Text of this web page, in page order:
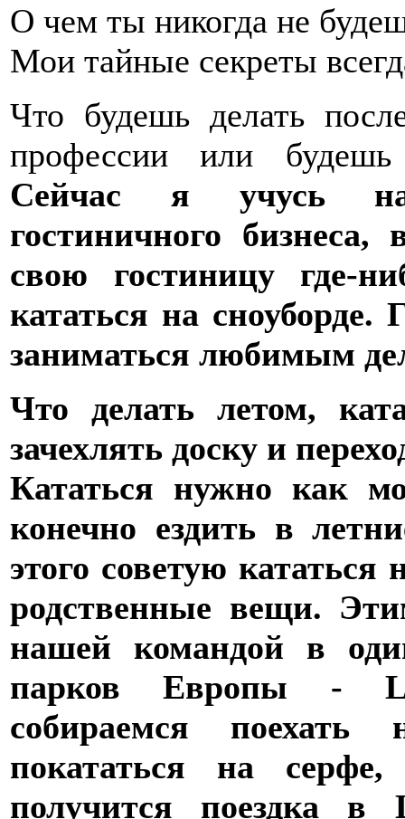
О чем ты никогда не
Мои тайные секреты
Что будешь делать
профессии или будешь
Сейчас я учусь на
гостиничного
свою гостиницу где-
кататься на сноуборде.
заниматься любимым
Что делать летом,
зачехлять доску и
Кататься нужно как
конечно ездить в
этого советую кататься
родственные вещи.
нашей командой в
парков Европы -
собираемся
покататься на
получится поездка